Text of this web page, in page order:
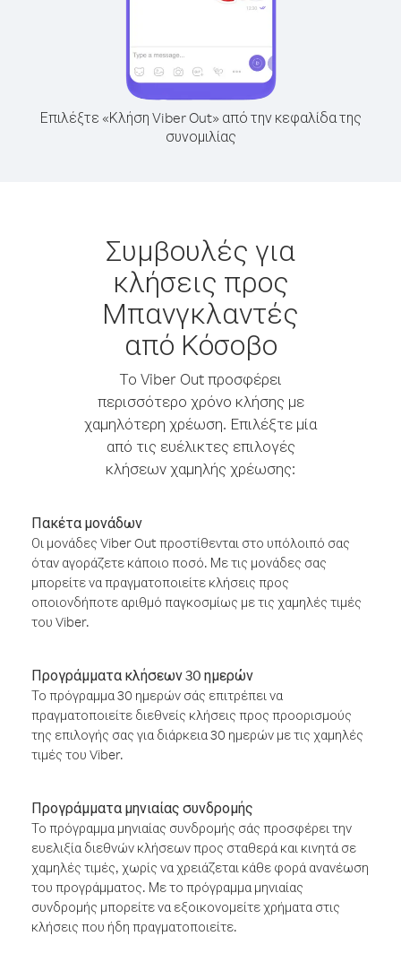
Επιλέξτε «Κλήση Viber Out» από την κεφαλίδα της
συνομιλίας
Συμβουλές για
κλήσεις προς
Μπανγκλαντές
από Κόσοβο
Το Viber Out προσφέρει
περισσότερο χρόνο κλήσης με
χαμηλότερη χρέωση. Επιλέξτε μία
από τις ευέλικτες επιλογές
κλήσεων χαμηλής χρέωσης:
Πακέτα μονάδων
Οι μονάδες Viber Out προστίθενται στο υπόλοιπό σας
όταν αγοράζετε κάποιο ποσό. Με τις μονάδες σας
μπορείτε να πραγματοποιείτε κλήσεις προς
οποιονδήποτε αριθμό παγκοσμίως με τις χαμηλές τιμές
του Viber.
Προγράμματα κλήσεων 30 ημερών
Το πρόγραμμα 30 ημερών σάς επιτρέπει να
πραγματοποιείτε διεθνείς κλήσεις προς προορισμούς
της επιλογής σας για διάρκεια 30 ημερών με τις χαμηλές
τιμές του Viber.
Προγράμματα μηνιαίας συνδρομής
Το πρόγραμμα μηνιαίας συνδρομής σάς προσφέρει την
ευελιξία διεθνών κλήσεων προς σταθερά και κινητά σε
χαμηλές τιμές, χωρίς να χρειάζεται κάθε φορά ανανέωση
του προγράμματος. Με το πρόγραμμα μηνιαίας
συνδρομής μπορείτε να εξοικονομείτε χρήματα στις
κλήσεις που ήδη πραγματοποιείτε.